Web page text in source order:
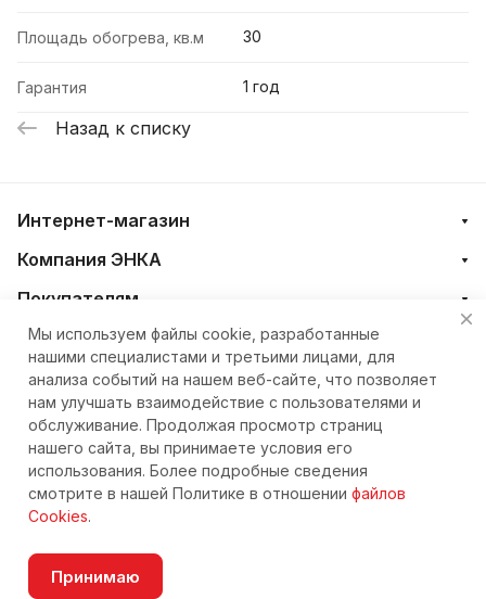
Площадь обогрева, кв.м 30
Гарантия 1 год
Назад к списку
Интернет-магазин
Компания ЭНКА
Покупателям
+7 (4212) 23-33-33
eshop@nkteh.ru
© 2026 Интернет-магазин ЭНКА техника
Согласие на обработку персональных данных
Мы используем файлы cookie, разработанные
нашими специалистами и третьими лицами, для
анализа событий на нашем веб-сайте, что позволяет
нам улучшать взаимодействие с пользователями и
обслуживание. Продолжая просмотр страниц
нашего сайта, вы принимаете условия его
использования. Более подробные сведения
смотрите в нашей Политике в отношении файлов
Cookies.
Принимаю